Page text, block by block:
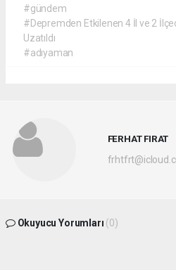
#gündem
#Depremden Etkilenen 4 İl ve 2
Uzatıldı
#adıyaman
FERHAT FIRAT
Okuyucu Yorumları (0)